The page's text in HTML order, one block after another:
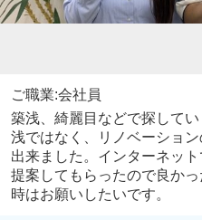
ご職業:会社員
築浅、綺麗目などで探して
浅ではなく、リノベーショ
出来ました。インターネッ
提案してもらったので良か
時はお願いしたいです。